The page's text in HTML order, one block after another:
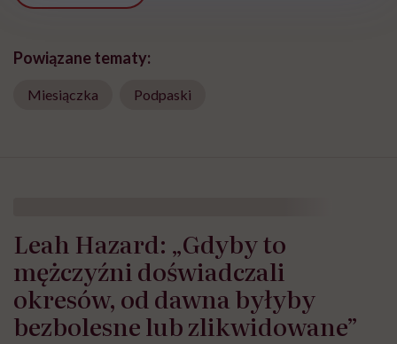
Powiązane tematy:
Miesiączka Podpaski
Leah Hazard: „Gdyby to
mężczyźni doświadczali
okresów, od dawna byłyby
bezbolesne lub zlikwidowane”